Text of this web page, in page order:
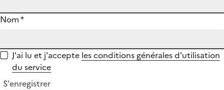
Nom*
J'ai lu et j'accepte les conditions générales d'utilisation
du service
S'enregistrer